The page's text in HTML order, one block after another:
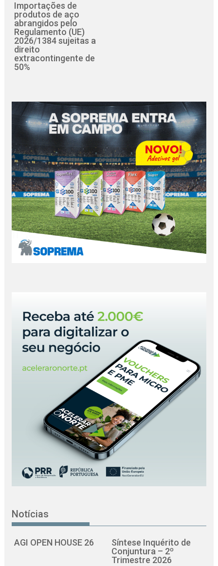
Importações de
produtos de aço
abrangidos pelo
Regulamento (UE)
2026/1384 sujeitas a
direito
extracontingente de
50%
Notícias
AGI OPEN HOUSE 26
Síntese Inquérito de
Conjuntura – 2º
Trimestre 2026